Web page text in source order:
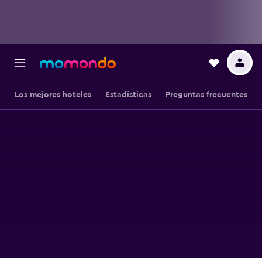
Los mejores hoteles Estadísticas Preguntas frecuentes